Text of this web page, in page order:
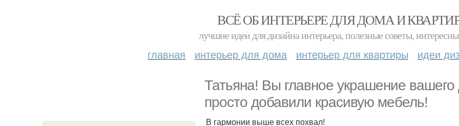
ВСЁ ОБ ИНТЕРЬЕРЕ ДЛЯ ДОМА И
лучшие идеи для дизайна интерьера, полезные советы,
главная интерьер для дома интерьер для квартиры идеи
Татьяна! Вы главное украшение
просто добавили красивую мебель!
В гармонии выше всех похвал!